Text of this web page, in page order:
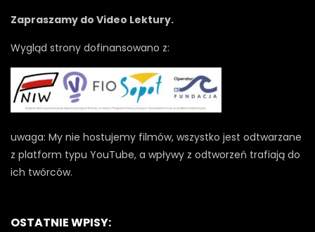
Zapraszamy do Video Lektury.
Wygląd strony dofinansowano z:
uwaga: My nie hostujemy filmów, wszystko jest odtwarzane
z platform typu YouTube, a wpływy z odtworzeń trafiają do
ich twórców.
OSTATNIE WPISY: